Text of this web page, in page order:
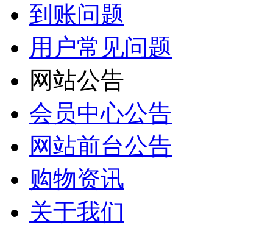
到账问题
用户常见问题
网站公告
会员中心公告
网站前台公告
购物资讯
关于我们